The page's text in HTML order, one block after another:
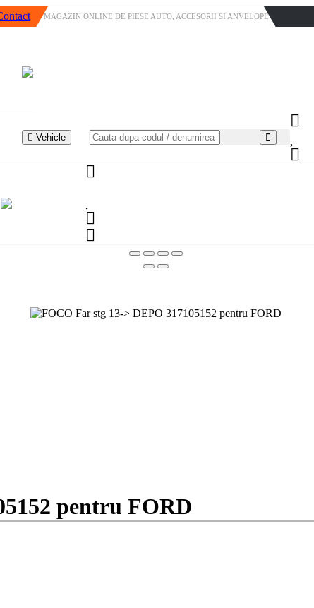
MAGAZIN ONLINE DE PIESE AUTO, ACCESORII SI ANVELOPE
Vehicle
pentru FORD